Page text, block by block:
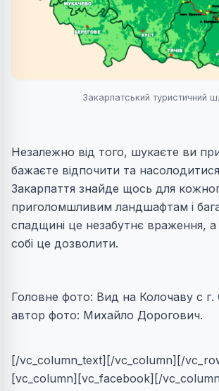
Закарпатський туристичний
Незалежно від того, шукаєте ви
бажаєте відпочити та
Закарпаття знайде щось для
приголомшливим ландшафтам і
спадщині це незабутнє враження,
собі це дозволити.
Головне фото: Вид на Колочаву с г.
автор фото: Михайло Дорогович.
[/vc_column_text][/vc_column][/
[vc_column][vc_facebook][/